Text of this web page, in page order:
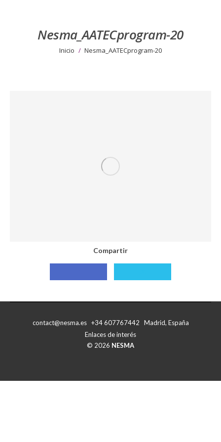
Nesma_AATECprogram-20
Estás aquí:
Inicio Nesma_AATECprogram-20
Compartir
Compartir
Compartir
contact@nesma.es +34 607767442 Madrid, España
Enlaces de interés
© 2026 NESMA